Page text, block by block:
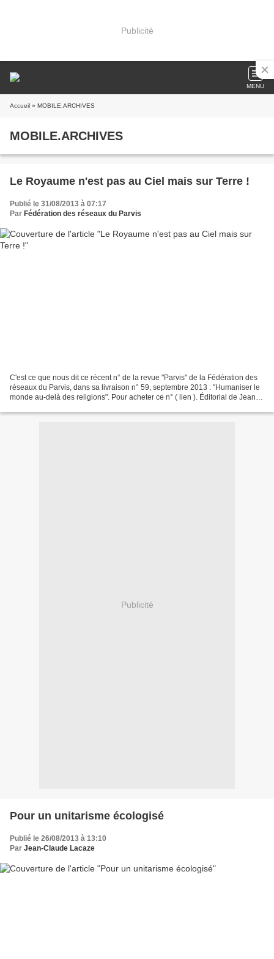
Publicité
MENU
Accueil » MOBILE.ARCHIVES
MOBILE.ARCHIVES
Le Royaume n'est pas au Ciel mais sur Terre !
Publié le 31/08/2013 à 07:17
Par Fédération des réseaux du Parvis
C'est ce que nous dit ce récent n° de la revue "Parvis" de la Fédération des
réseaux du Parvis, dans sa livraison n° 59, septembre 2013 : "Humaniser le
monde au-delà des religions". Pour acheter ce n° ( lien ). Éditorial de Jean-
Publicité
Pour un unitarisme écologisé
Publié le 26/08/2013 à 13:10
Par Jean-Claude Lacaze